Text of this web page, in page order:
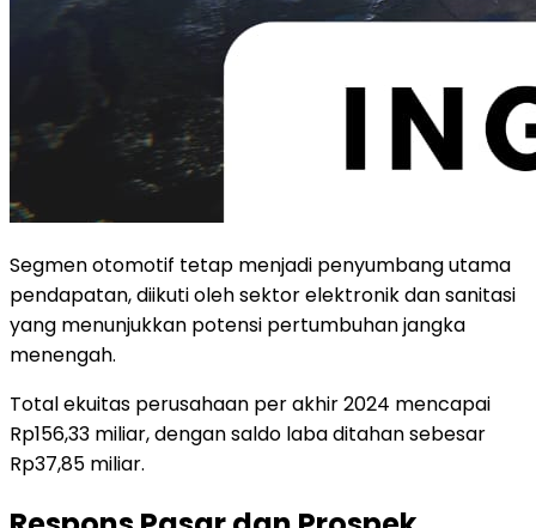
Segmen otomotif tetap menjadi penyumbang utama
pendapatan, diikuti oleh sektor elektronik dan sanitasi
yang menunjukkan potensi pertumbuhan jangka
menengah.
Total ekuitas perusahaan per akhir 2024 mencapai
Rp156,33 miliar, dengan saldo laba ditahan sebesar
Rp37,85 miliar.